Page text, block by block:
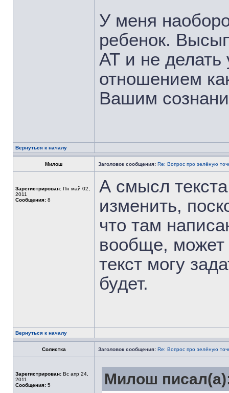
У меня
ребенок.
АТ и не делать
отношением
Вашим
Вернуться к началу
Милош Заголовок сообщения: Re: Вопрос про зелёную
Зарегистрирован: Пн май 02,
2011
Сообщения: 8
А смысл
изменить,
что там
вообще, может
текст могу
будет.
Вернуться к началу
Солистка Заголовок сообщения: Re: Вопрос про зелёную
Зарегистрирован: Вс апр 24,
2011
Сообщения: 5 Милош